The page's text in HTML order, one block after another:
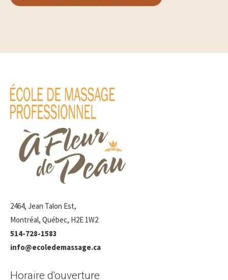
2464, Jean Talon Est,
Montréal, Québec, H2E 1W2
514-728-1583
info@ecoledemassage.ca
Horaire d'ouverture